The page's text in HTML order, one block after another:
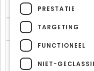
incrediweb.be
Sessie
Slaat de huidige
cookie alleen
PRESTATIE
TARGETING
FUNCTIONEEL
NIET-